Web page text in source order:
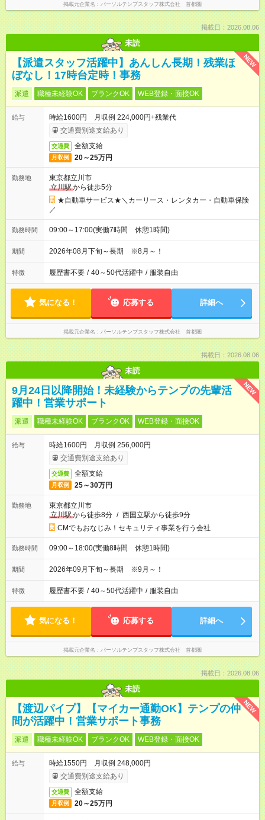
掲載元企業名 パーソルテンプスタッフ株式会社 首都圏
掲載日：2026.08.06
未読
NEW
【派遣スタッフ活躍中】あんしん長期！残業ほ
ぼなし！17時台定時！事務
派遣 職種未経験OK ブランクOK WEB登録・面接OK
給与
時給1600円 月収例 224,000円+残業代
交通費別途支給あり
交通費 全額支給
月収例 20～25万円
勤務地
東京都立川市
立川駅から徒歩5分
★自動車サービス★＼カーリース・レンタカー・自動車保険
／
勤務時間 09:00～17:00(実働7時間 休憩1時間)
期間 2026年08月下旬～長期 ※8月～！
特徴 履歴書不要 / 40～50代活躍中 / 服装自由
気になる！ 応募する 詳細へ
掲載元企業名 パーソルテンプスタッフ株式会社 首都圏
掲載日：2026.08.06
未読
NEW
9月24日以降開始！未経験からテンプの先輩活
躍中！営業サポート
派遣 職種未経験OK ブランクOK WEB登録・面接OK
給与
時給1600円 月収例 256,000円
交通費別途支給あり
交通費 全額支給
月収例 25～30万円
勤務地
東京都立川市
立川駅から徒歩8分 / 西国立駅から徒歩9分
CMでもおなじみ！セキュリティ事業を行う会社
勤務時間 09:00～18:00(実働8時間 休憩1時間)
期間 2026年09月下旬～長期 ※9月～！
特徴 履歴書不要 / 40～50代活躍中 / 服装自由
気になる！ 応募する 詳細へ
掲載元企業名 パーソルテンプスタッフ株式会社 首都圏
掲載日：2026.08.06
未読
NEW
【渡辺パイプ】【マイカー通勤OK】テンプの仲
間が活躍中！営業サポート事務
派遣 職種未経験OK ブランクOK WEB登録・面接OK
給与
時給1550円 月収例 248,000円
交通費別途支給あり
交通費 全額支給
月収例 20～25万円